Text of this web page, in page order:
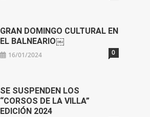
GRAN DOMINGO CULTURAL EN
EL BALNEARIO￼
16/01/2024 0
SE SUSPENDEN LOS
“CORSOS DE LA VILLA”
EDICIÓN 2024